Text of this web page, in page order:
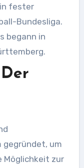
fester
Bundesliga.
begann in
um
Möglichkeit zur